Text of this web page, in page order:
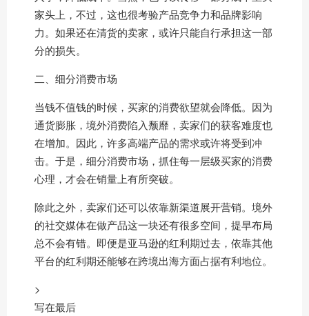
家头上，不过，这也很考验产品竞争力和品牌影响
力。如果还在清货的卖家，或许只能自行承担这一部
分的损失。
二、细分消费市场
当钱不值钱的时候，买家的消费欲望就会降低。因为
通货膨胀，境外消费陷入颓靡，卖家们的获客难度也
在增加。因此，许多高端产品的需求或许将受到冲
击。于是，细分消费市场，抓住每一层级买家的消费
心理，才会在销量上有所突破。
除此之外，卖家们还可以依靠新渠道展开营销。境外
的社交媒体在做产品这一块还有很多空间，提早布局
总不会有错。即便是亚马逊的红利期过去，依靠其他
平台的红利期还能够在跨境出海方面占据有利地位。
>
写在最后